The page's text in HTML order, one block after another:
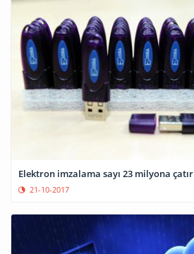
Elektron imzalama sayı 23 milyona çatır
21-10-2017